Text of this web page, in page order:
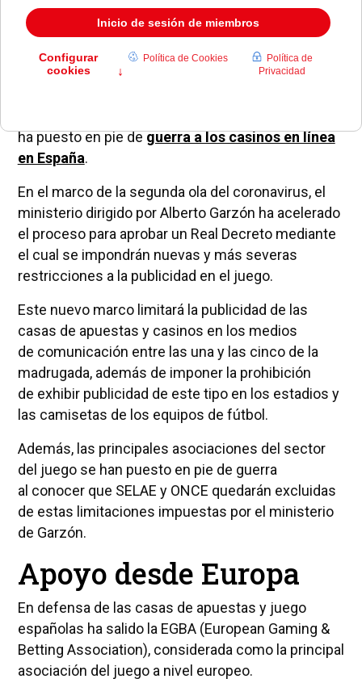
ha puesto en pie deguerra a los casinos en línea
en España.
En el marco de la segunda ola del coronavirus, el
ministerio dirigido por Alberto Garzón ha acelerado
el proceso para aprobar un Real Decreto mediante
el cual se impondrán nuevas y más severas
restricciones a la publicidad en el juego.
Este nuevo marco limitará la publicidad de las
casas de apuestas y casinos en los medios
de comunicación entre las una y las cinco de la
madrugada, además de imponer la prohibición
de exhibir publicidad de este tipo en los estadios y
las camisetas de los equipos de fútbol.
Además, las principales asociaciones del sector
del juego se han puesto en pie de guerra
al conocer que SELAE y ONCE quedarán excluidas
de estas limitaciones impuestas por el ministerio
de Garzón.
Apoyo desde Europa
En defensa de las casas de apuestas y juego
españolas ha salido la EGBA (European Gaming &
Betting Association), considerada como la principal
asociación del juego a nivel europeo.